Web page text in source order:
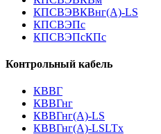
КПСВЭВКВнг(А)-LS
КПСВЭПс
КПСВЭПсКПс
Контрольный кабель
КВВГ
КВВГнг
КВВГнг(А)-LS
КВВГнг(А)-LSLTx